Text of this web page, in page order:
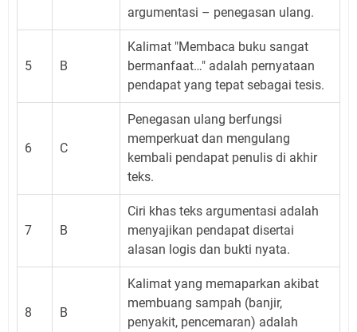
argumentasi – penegasan ulang.
5 B
Kalimat "Membaca buku sangat
bermanfaat…" adalah pernyataan
pendapat yang tepat sebagai tesis.
6 C
Penegasan ulang berfungsi
memperkuat dan mengulang
kembali pendapat penulis di akhir
teks.
7 B
Ciri khas teks argumentasi adalah
menyajikan pendapat disertai
alasan logis dan bukti nyata.
8 B
Kalimat yang memaparkan akibat
membuang sampah (banjir,
penyakit, pencemaran) adalah